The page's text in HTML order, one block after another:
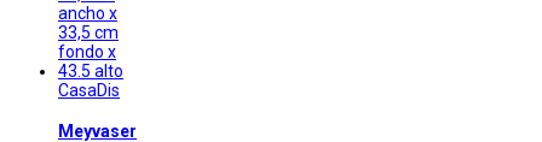
CasaDis
Meyvaser